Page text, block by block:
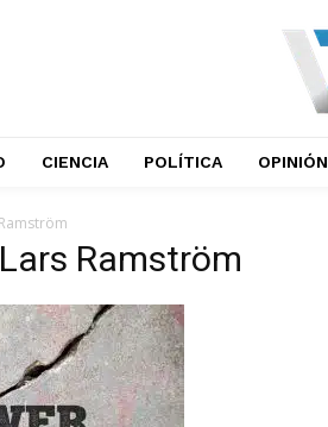
CIENCIA POLÍTICA OPINIÓN
Ramström